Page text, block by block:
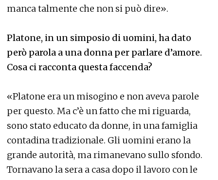
manca talmente che non si può dire».
Platone, in un simposio di uomini, ha dato
però parola a una donna per parlare d’amore.
Cosa ci racconta questa faccenda?
«Platone era un misogino e non aveva parole
per questo. Ma c’è un fatto che mi riguarda,
sono stato educato da donne, in una famiglia
contadina tradizionale. Gli uomini erano la
grande autorità, ma rimanevano sullo sfondo.
Tornavano la sera a casa dopo il lavoro con le